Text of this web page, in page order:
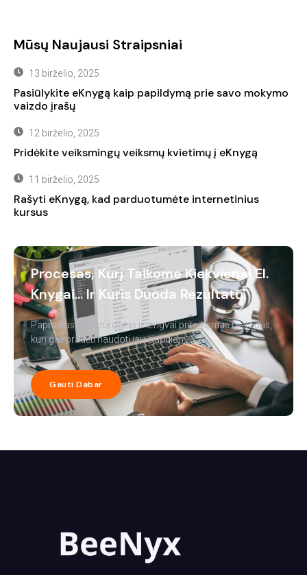
Mūsų Naujausi Straipsniai
13 birželio, 2025
Pasiūlykite eKnygą kaip papildymą prie savo mokymo
vaizdo įrašų
12 birželio, 2025
Pridėkite veiksmingų veiksmų kvietimų į eKnygą
11 birželio, 2025
Rašyti eKnygą, kad parduotumėte internetinius
kursus
Procesas, Kurį Taikome Kiekvienai El.
Knygai... Ir Kuris Duoda Rezultatų.
Paprastas, struktūruotas ir lengvai pritaikomas metodas,
kurį gali pradėti naudoti jau šiandien.
Gauti Dabar